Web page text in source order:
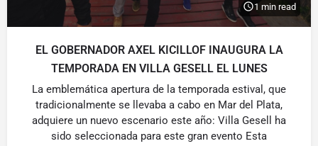
1 min read
EL GOBERNADOR AXEL KICILLOF INAUGURA LA
TEMPORADA EN VILLA GESELL EL LUNES
La emblemática apertura de la temporada estival, que
tradicionalmente se llevaba a cabo en Mar del Plata,
adquiere un nuevo escenario este año: Villa Gesell ha
sido seleccionada para este gran evento Esta